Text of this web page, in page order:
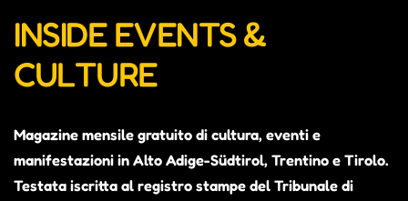
INSIDE EVENTS &
CULTURE
Magazine mensile gratuito di cultura, eventi e
manifestazioni in Alto Adige-Südtirol, Trentino e Tirolo.
Testata iscritta al registro stampe del Tribunale di